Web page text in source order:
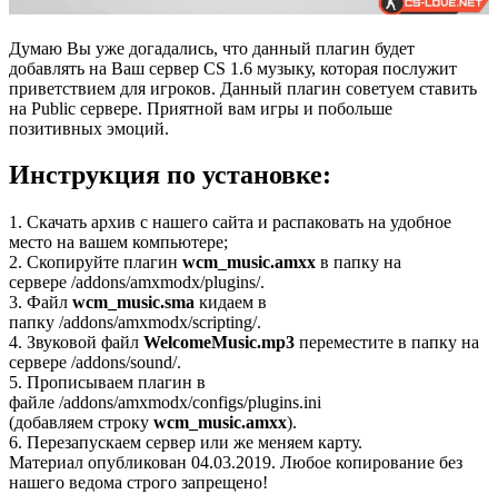
Думаю Вы уже догадались, что данный плагин будет
добавлять на Ваш сервер CS 1.6 музыку, которая послужит
приветствием для игроков. Данный плагин советуем ставить
на Public сервере. Приятной вам игры и побольше
позитивных эмоций.
Инструкция по установке:
1. Скачать архив с нашего сайта и распаковать на удобное
место на вашем компьютере;
2. Скопируйте плагин wcm_music.amxx в папку на
сервере /addons/amxmodx/plugins/.
3. Файл wcm_music.sma кидаем в
папку /addons/amxmodx/scripting/.
4. Звуковой файл WelcomeMusic.mp3 переместите в папку на
сервере /addons/sound/.
5. Прописываем плагин в
файле /addons/amxmodx/configs/plugins.ini
(добавляем строку wcm_music.amxx).
6. Перезапускаем сервер или же меняем карту.
Материал опубликован 04.03.2019. Любое копирование без
нашего ведома строго запрещено!